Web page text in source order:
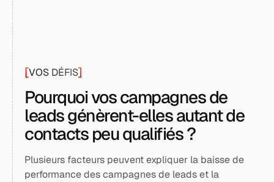
[VOS DÉFIS]
Pourquoi vos campagnes de
leads génèrent-elles autant de
contacts peu qualifiés ?
Plusieurs facteurs peuvent expliquer la baisse de
performance des campagnes de leads et la